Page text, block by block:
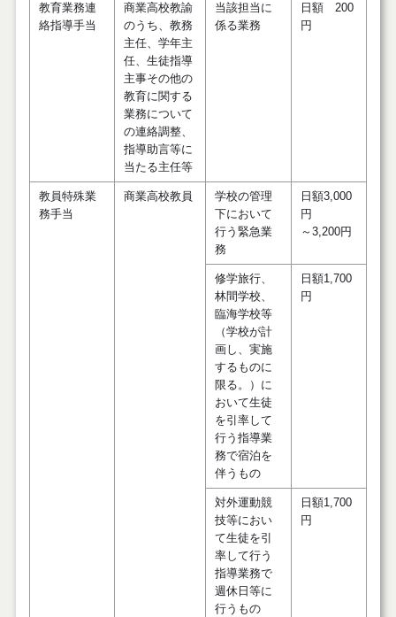
教育業務連
絡指導手当
商業高校教諭
のうち、教務
主任、学年主
任、生徒指導
主事その他の
教育に関する
業務について
の連絡調整、
指導助言等に
当たる主任等
当該担当に
係る業務
日額 200
円
教員特殊業
務手当
商業高校教員
学校の管理
下において
行う緊急業
務
日額3,000
円
～3,200円
修学旅行、
林間学校、
臨海学校等
（学校が計
画し、実施
するものに
限る。）に
おいて生徒
を引率して
行う指導業
務で宿泊を
伴うもの
日額1,700
円
対外運動競
技等におい
て生徒を引
率して行う
指導業務で
週休日等に
行うもの
日額1,700
円